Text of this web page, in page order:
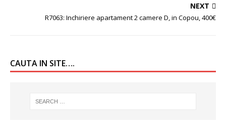
NEXT
R7063: Inchiriere apartament 2 camere D, in Copou, 400€
CAUTA IN SITE….